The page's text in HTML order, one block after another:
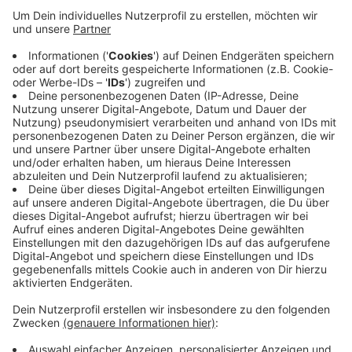
Anzeige
Es handelt sich dabei um einen 35-jährigen Mann. Er
hatte gestern die Bäckereifiliale am Markt betreten
und die Verkäuferin in englischer Sprache
aufgefordert, ihm das Bargeld aus der Kasse zu geben.
Mit nur 10 Euro flüchtete der Räuber mit einem
unverschlossenen Wagen, der auf dem Markt
abgestellt war. Kurze Zeit später konnte er von der
Polizei auf der B67 Richtung Rees gestoppt werden.
Anzeige